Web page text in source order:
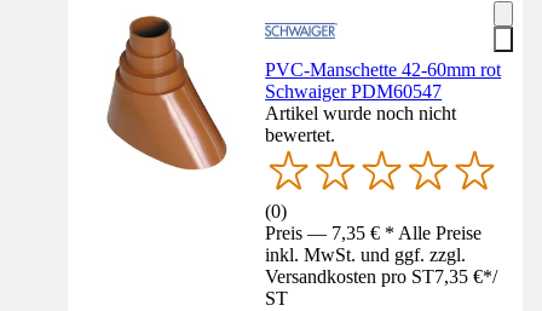
PVC-Manschette 42-60mm rot
Schwaiger PDM60547
Artikel wurde noch nicht
bewertet.
(0)
Preis — 7,35 € * Alle Preise
inkl. MwSt. und ggf. zzgl.
Versandkosten pro ST7,35 €*/
ST